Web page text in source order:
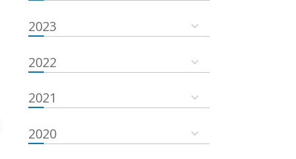
2023
2022
2021
2020